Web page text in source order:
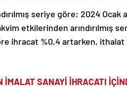
seriye göre; 2024 Ocak
etkilerinden arındırılmış
ihracat %0,4 artarken, ithalat
SANAYİ İHRACATI